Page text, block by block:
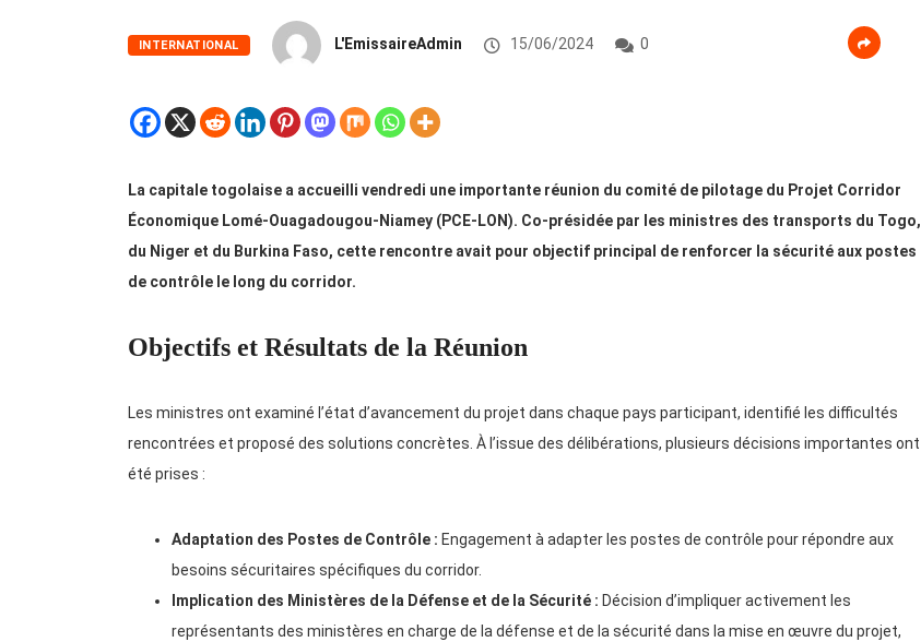
INTERNATIONAL L'EmissaireAdmin 15/06/2024 0
La capitale togolaise a accueilli vendredi une importante réunion du comité de pilotage du Projet Corridor
Économique Lomé-Ouagadougou-Niamey (PCE-LON). Co-présidée par les ministres des transports du Togo,
du Niger et du Burkina Faso, cette rencontre avait pour objectif principal de renforcer la sécurité aux postes
de contrôle le long du corridor.
Objectifs et Résultats de la Réunion
Les ministres ont examiné l’état d’avancement du projet dans chaque pays participant, identifié les difficultés
rencontrées et proposé des solutions concrètes. À l’issue des délibérations, plusieurs décisions importantes ont
été prises :
Adaptation des Postes de Contrôle : Engagement à adapter les postes de contrôle pour répondre aux
besoins sécuritaires spécifiques du corridor.
Implication des Ministères de la Défense et de la Sécurité : Décision d’impliquer activement les
représentants des ministères en charge de la défense et de la sécurité dans la mise en œuvre du projet,